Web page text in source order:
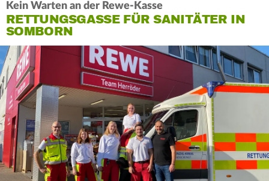
Kein Warten an der Rewe-Kasse
RETTUNGSGASSE FÜR SANITÄTER IN
SOMBORN